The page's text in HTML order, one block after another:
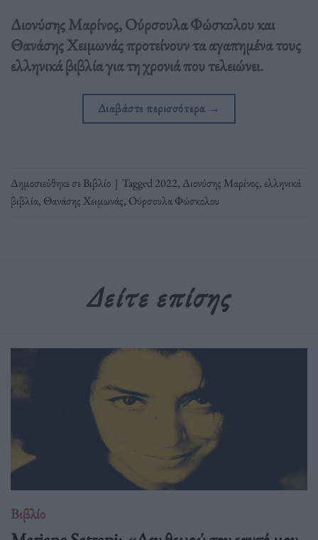
Διονύσης Μαρίνος, Ούρσουλα Φώσκολου και
Θανάσης Χειμωνάς προτείνουν τα αγαπημένα τους
ελληνικά βιβλία για τη χρονιά που τελειώνει.
Διαβάστε περισσότερα →
Δημοσιεύθηκε σεΒιβλίο | Tagged2022, Διονύσης Μαρίνος, ελληνικά
βιβλία, Θανάσης Χειμωνάς, Ούρσουλα Φώσκολου
Δείτε επίσης
Βιβλίο